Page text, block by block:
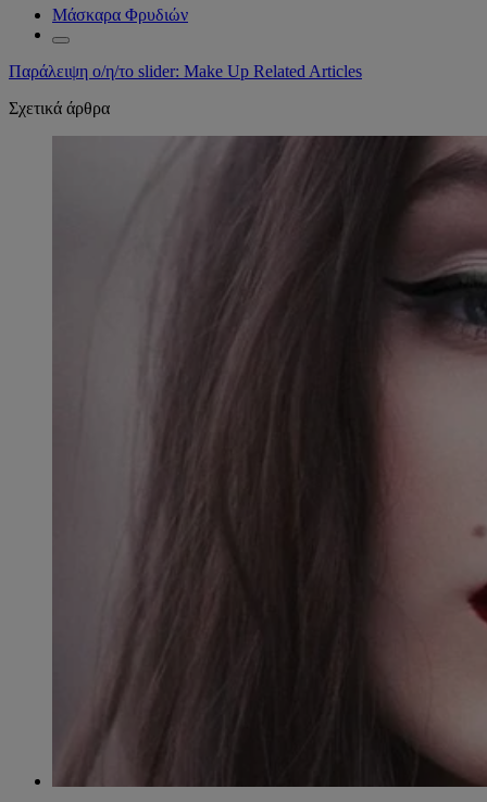
Μάσκαρα Φρυδιών
Παράλειψη ο/η/το slider: Make Up Related Articles
Σχετικά άρθρα